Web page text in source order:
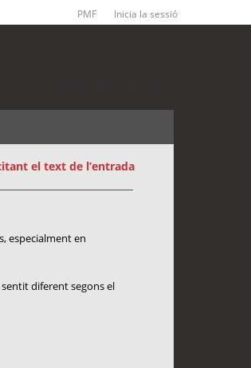
PMF Inicia la sessió
el text de l’entrada
especialment en
diferent segons el